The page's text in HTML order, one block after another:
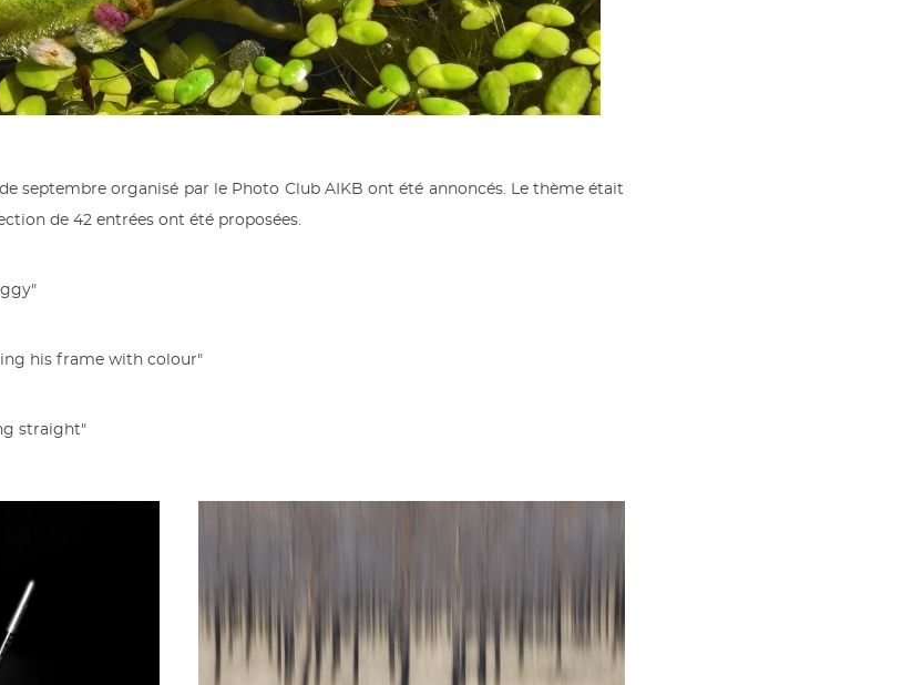
septembre organisé par le Photo Club AIKB ont été annoncés. Le thème était
de 42 entrées ont été proposées.
his frame with colour"
straight"